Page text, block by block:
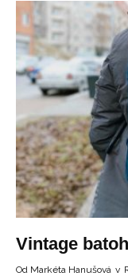
Vintage
Od Markéta Hanušová v